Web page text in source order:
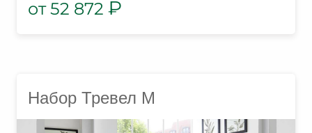
52 872 ₽
Набор Тревел М